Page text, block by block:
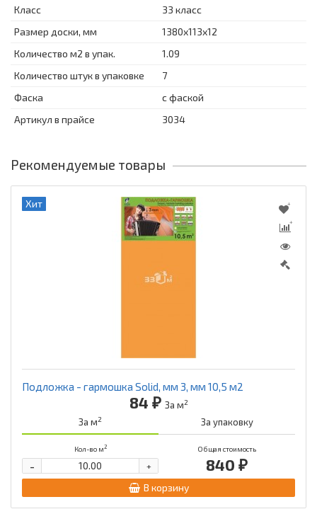
Класс
33 класс
Размер доски, мм
1380х113х12
Количество м2 в упак.
1.09
Количество штук в упаковке
7
Фаска
с фаской
Артикул в прайсе
3034
Рекомендуемые товары
Хит
Подложка - гармошка Solid, мм 3, мм 10,5 м2
84 ₽ За м2
За м2 За упаковку
Кол-во м2 Общая стоимость
840 ₽
+
-
В корзину